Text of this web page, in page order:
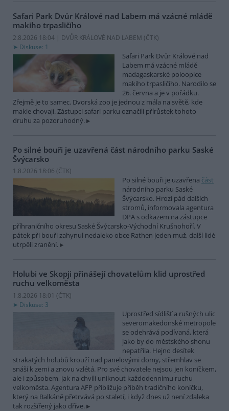
Safari Park Dvůr Králové nad Labem má vzácné mládě
makiho trpasličího
2.8.2026 18:04 | DVŮR KRÁLOVÉ NAD LABEM (ČTK)
Diskuse: 1
Safari Park Dvůr Králové nad
Labem má vzácné mládě
madagaskarské poloopice
makiho trpasličího. Narodilo se
26. června a je v pořádku.
Zřejmě je to samec. Dvorská zoo je jednou z mála na světě, kde
makie chovají. Zástupci safari parku označili přírůstek tohoto
druhu za pozoruhodný.
Po silné bouři je uzavřená část národního parku Saské
Švýcarsko
1.8.2026 18:06 (ČTK)
Po silné bouři je uzavřena část
národního parku Saské
Švýcarsko. Hrozí pád dalších
stromů, informovala agentura
DPA s odkazem na zástupce
příhraničního okresu Saské Švýcarsko-Východní Krušnohoří. V
pátek při bouři zahynul nedaleko obce Rathen jeden muž, další lidé
utrpěli zranění.
Holubi ve Skopji přinášejí chovatelům klid uprostřed
ruchu velkoměsta
1.8.2026 18:01 (ČTK)
Diskuse: 3
Uprostřed sídlišť a rušných ulic
severomakedonské metropole
se odehrává podívaná, která
jako by do městského shonu
nepatřila. Hejno desítek
strakatých holubů krouží nad panelovými domy, střemhlav se
snáší k zemi a znovu vzlétá. Pro své chovatele nejsou jen koníčkem,
ale i způsobem, jak na chvíli uniknout každodennímu ruchu
velkoměsta. Agentura AFP přibližuje příběh tradičního koníčku,
který na Balkáně přetrvává po staletí, i když dnes už není zdaleka
tak rozšířený jako dříve.